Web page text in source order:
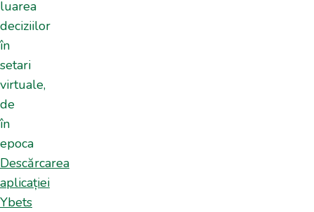
luarea
deciziilor
în
setari
virtuale,
de
în
epoca
Descărcarea
aplicației
Ybets